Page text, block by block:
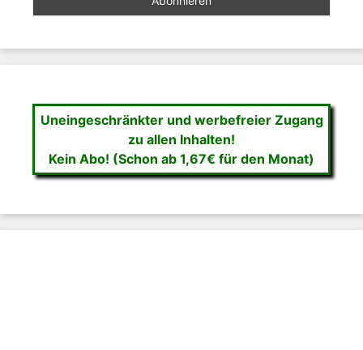
Uneingeschränkter und werbefreier Zugang
zu allen Inhalten!
Kein Abo! (Schon ab 1,67€ für den Monat)